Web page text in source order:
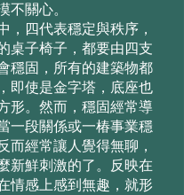
不關⼼。
，四代表穩定與秩序，
桌⼦椅⼦，都要由四⽀
穩固，所有的建築物都
即使是⾦字塔，底座也
形。然⽽，穩固經常導
⼀段關係或⼀椿事業穩
⽽經常讓⼈覺得無聊，
新鮮刺激的了。反映在
情感上感到無趣，就形